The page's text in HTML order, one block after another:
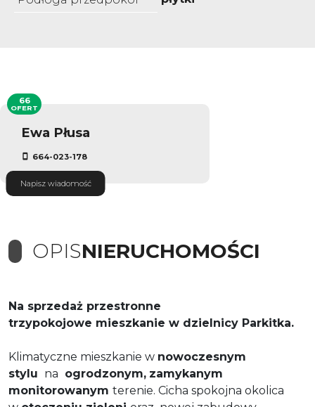
Ewa Płusa
664-023-178
Napisz wiadomość
66
OFERT
OPISNIERUCHOMOŚCI
Na sprzedaż przestronne
trzypokojowe mieszkanie w dzielnicy Parkitka.
Klimatyczne mieszkanie w nowoczesnym
stylu na ogrodzonym, zamykanym
monitorowanym terenie. Cicha spokojna okolica